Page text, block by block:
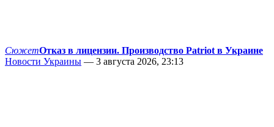
СюжетОтказ в лицензии. Производство Patriot в Украине
Новости Украины — 3 августа 2026, 23:13